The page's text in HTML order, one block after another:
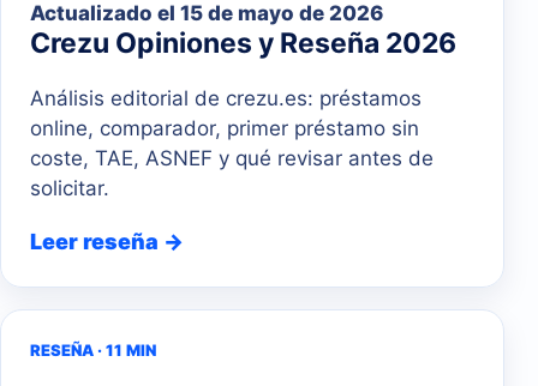
Actualizado el 15 de mayo de 2026
Crezu Opiniones y Reseña 2026
Análisis editorial de crezu.es: préstamos
online, comparador, primer préstamo sin
coste, TAE, ASNEF y qué revisar antes de
solicitar.
Leer reseña →
RESEÑA · 11 MIN